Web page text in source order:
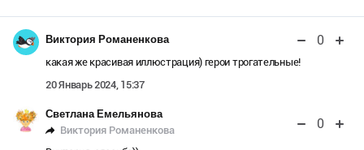
Виктория Романенкова 0
какая же красивая иллюстрация) герои трогательные!
20 Январь 2024, 15:37
Светлана Емельянова
Виктория Романенкова
0